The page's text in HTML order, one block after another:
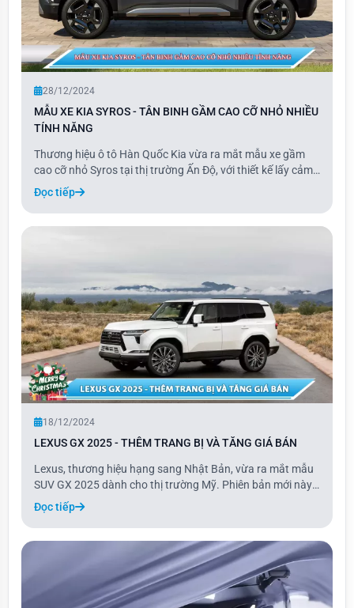
28/12/2024
MẪU XE KIA SYROS - TÂN BINH GẦM CAO CỠ NHỎ NHIỀU
TÍNH NĂNG
Thương hiệu ô tô Hàn Quốc Kia vừa ra mắt mẫu xe gầm
cao cỡ nhỏ Syros tại thị trường Ấn Độ, với thiết kế lấy cảm
hứng từ EV9 và trang bị hàng loạt tính năng, công nghệ an
toàn tiên tiến. Được định vị giữa Sonet và Seltos, Kia Syros
mang đến tùy chọn động c
Đọc tiếp
18/12/2024
LEXUS GX 2025 - THÊM TRANG BỊ VÀ TĂNG GIÁ BÁN
Lexus, thương hiệu hạng sang Nhật Bản, vừa ra mắt mẫu
SUV GX 2025 dành cho thị trường Mỹ. Phiên bản mới này
là bản nâng cấp của dòng GX, với giá bán tăng nhẹ cùng
nhiều trang bị tiêu chuẩn được bổ sung.
Đọc tiếp